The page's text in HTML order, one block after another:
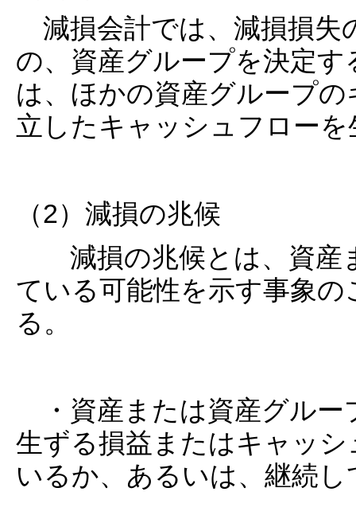
減損会計では、減損損失
の、資産グループを決定
は、ほかの資産グループ
立したキャッシュフロー
（2）減損の兆候
減損の兆候とは、資産
ている可能性を示す事象
る。
・資産または資産グルー
生ずる損益またはキャッ
いるか、あるいは、継続